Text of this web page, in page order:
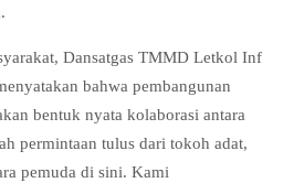
Dansatgas TMMD Letkol Inf
bahwa pembangunan
bentuk nyata kolaborasi antara
permintaan tulus dari tokoh adat,
pemuda di sini. Kami